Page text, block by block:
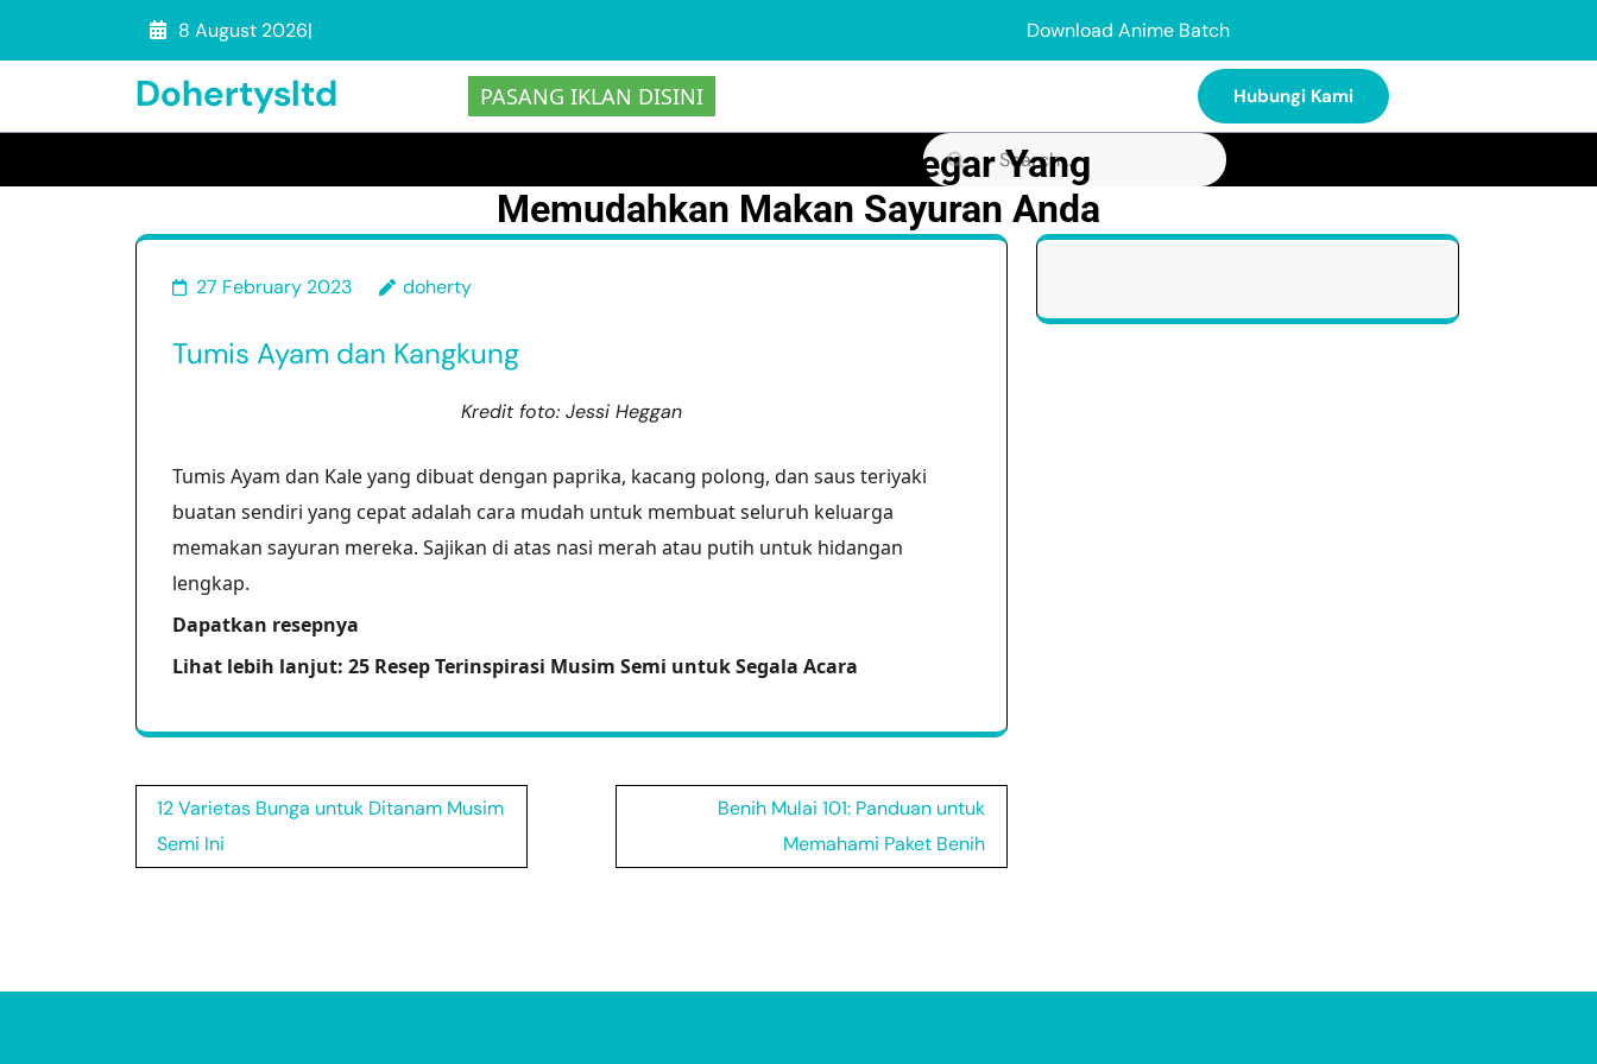
8 August 2026| Download Anime Batch
Dohertysltd PASANG IKLAN DISINI Hubungi Kami
Search
15 Resep Musim Semi Segar Yang
Memudahkan Makan Sayuran Anda
27 February 2023 doherty
Tumis Ayam dan Kangkung
Kredit foto: Jessi Heggan
Tumis Ayam dan Kale yang dibuat dengan paprika, kacang polong, dan saus teriyaki
buatan sendiri yang cepat adalah cara mudah untuk membuat seluruh keluarga
memakan sayuran mereka. Sajikan di atas nasi merah atau putih untuk hidangan
lengkap.
Dapatkan resepnya
Lihat lebih lanjut: 25 Resep Terinspirasi Musim Semi untuk Segala Acara
Post
navigation
12 Varietas Bunga untuk Ditanam Musim
Semi Ini
Benih Mulai 101: Panduan untuk
Memahami Paket Benih